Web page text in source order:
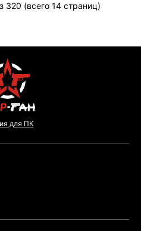
320 (всего 14 страниц)
для ПК